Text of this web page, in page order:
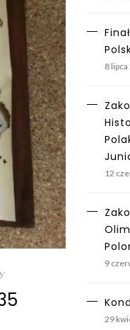
8
12
9
29